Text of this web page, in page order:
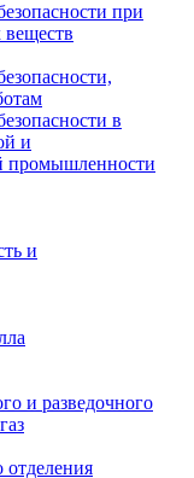
при
в
и
промышленности
и
и разведочного
отделения